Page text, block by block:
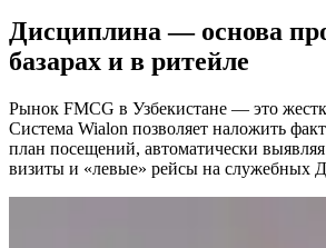
Дисциплина — основа
базарах и в ритейле
Рынок FMCG в Узбекистане — это
Система Wialon позволяет наложить
план посещений, автоматически
визиты и «левые» рейсы на служебных